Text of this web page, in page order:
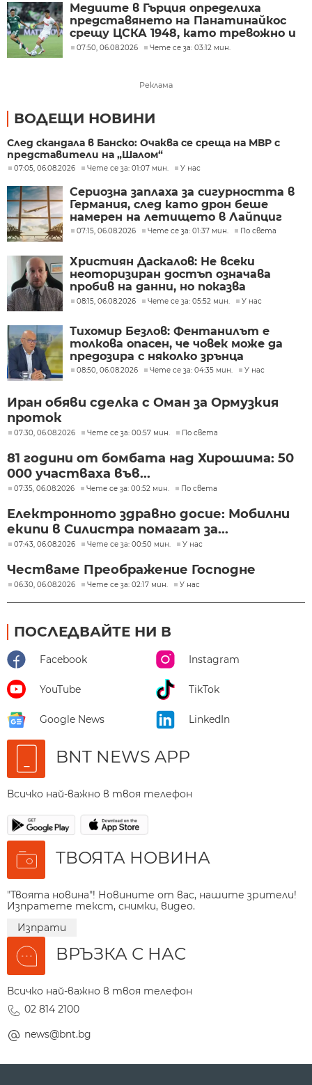
Медиите в Гърция определиха
представянето на Панатинайкос
срещу ЦСКА 1948, като тревожно и
под очакваното ниво
07:50, 06.08.2026 Чете се за: 03:12 мин.
Реклама
ВОДЕЩИ НОВИНИ
След скандала в Банско: Очаква се среща на МВР с
представители на „Шалом“
07:05, 06.08.2026 Чете се за: 01:07 мин. У нас
Сериозна заплаха за сигурността в
Германия, след като дрон беше
намерен на летището в Лайпциг
07:15, 06.08.2026 Чете се за: 01:37 мин. По света
Християн Даскалов: Не всеки
неоторизиран достъп означава
пробив на данни, но показва
сериозни пропуски в
08:15, 06.08.2026 Чете се за: 05:52 мин. У нас
Тихомир Безлов: Фентанилът е
толкова опасен, че човек може да
предозира с няколко зрънца
08:50, 06.08.2026 Чете се за: 04:35 мин. У нас
Иран обяви сделка с Оман за Ормузкия
проток
07:30, 06.08.2026 Чете се за: 00:57 мин. По света
81 години от бомбата над Хирошима: 50
000 участваха във...
07:35, 06.08.2026 Чете се за: 00:52 мин. По света
Електронното здравно досие: Мобилни
екипи в Силистра помагат за...
07:43, 06.08.2026 Чете се за: 00:50 мин. У нас
Честваме Преображение Господне
06:30, 06.08.2026 Чете се за: 02:17 мин. У нас
ПОСЛЕДВАЙТЕ НИ В
Facebook Instagram
YouTube TikTok
Google News LinkedIn
BNT NEWS APP
Всичко най-важно в твоя телефон
ТВОЯТА НОВИНА
"Твоята новина"! Новините от вас, нашите зрители!
Изпратете текст, снимки, видео.
Изпрати
ВРЪЗКА С НАС
Всичко най-важно в твоя телефон
02 814 2100
news@bnt.bg